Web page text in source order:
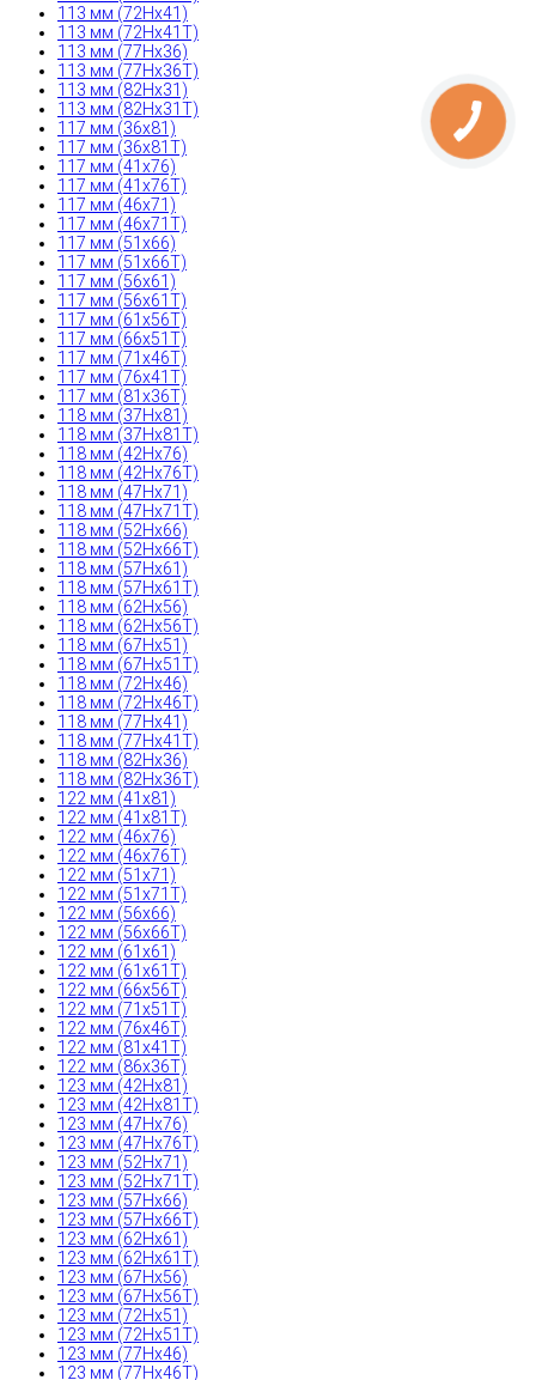
113 мм (72Hx41)
113 мм (72Hx41T)
113 мм (77Hx36)
113 мм (77Hx36T)
113 мм (82Hx31)
113 мм (82Hx31T)
117 мм (36x81)
117 мм (36x81T)
117 мм (41x76)
117 мм (41x76T)
117 мм (46x71)
117 мм (46x71T)
117 мм (51x66)
117 мм (51x66T)
117 мм (56x61)
117 мм (56x61T)
117 мм (61x56T)
117 мм (66x51T)
117 мм (71x46T)
117 мм (76x41T)
117 мм (81x36T)
118 мм (37Hx81)
118 мм (37Hx81T)
118 мм (42Hx76)
118 мм (42Hx76T)
118 мм (47Hx71)
118 мм (47Hx71T)
118 мм (52Hx66)
118 мм (52Hx66T)
118 мм (57Hx61)
118 мм (57Hx61T)
118 мм (62Hx56)
118 мм (62Hx56T)
118 мм (67Hx51)
118 мм (67Hx51T)
118 мм (72Hx46)
118 мм (72Hx46T)
118 мм (77Hx41)
118 мм (77Hx41T)
118 мм (82Hx36)
118 мм (82Hx36T)
122 мм (41x81)
122 мм (41x81T)
122 мм (46x76)
122 мм (46x76T)
122 мм (51x71)
122 мм (51x71T)
122 мм (56x66)
122 мм (56x66T)
122 мм (61x61)
122 мм (61x61T)
122 мм (66x56T)
122 мм (71x51T)
122 мм (76x46T)
122 мм (81x41T)
122 мм (86x36T)
123 мм (42Hx81)
123 мм (42Hx81T)
123 мм (47Hx76)
123 мм (47Hx76T)
123 мм (52Hx71)
123 мм (52Hx71T)
123 мм (57Hx66)
123 мм (57Hx66T)
123 мм (62Hx61)
123 мм (62Hx61T)
123 мм (67Hx56)
123 мм (67Hx56T)
123 мм (72Hx51)
123 мм (72Hx51T)
123 мм (77Hx46)
123 мм (77Hx46T)